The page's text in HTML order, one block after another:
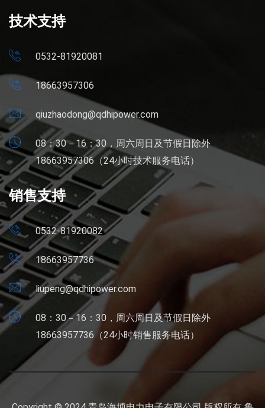
技术支持
0532-81920081
18663957306
qiuzhaodong@qdhipower.com
08：30－16：30，周六周日及节假日除外
18663957306（24小时技术服务电话）
销售支持
0532-81920082
18663957736
liupeng@qdhipower.com
08：30－16：30，周六周日及节假日除外
18663957736（24小时销售服务电话）